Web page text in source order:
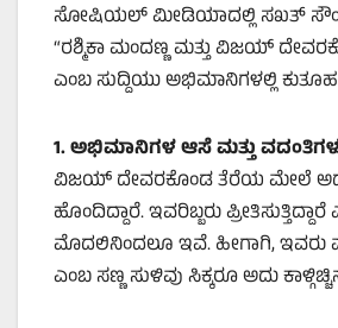
ಸೋಷಿಯಲ್ ಮೀಡಿಯಾದಲ್ಲಿ ಸಖತ್ ಸೌಂಡ್
“ರಶ್ಮಿಕಾ ಮಂದಣ್ಣ ಮತ್ತು ವಿಜಯ್
ಎಂಬ ಸುದ್ದಿಯು ಅಭಿಮಾನಿಗಳಲ್ಲಿ
1.ಅಭಿಮಾನಿಗಳ ಆಸೆ ಮತ್ತು
ವಿಜಯ್ ದೇವರಕೊಂಡ ತೆರೆಯ ಮೇಲೆ
ಹೊಂದಿದ್ದಾರೆ. ಇವರಿಬ್ಬರು
ಮೊದಲಿನಿಂದಲೂ ಇವೆ. ಹೀಗಾಗಿ, ಇವರು
ಎಂಬ ಸಣ್ಣ ಸುಳಿವು ಸಿಕ್ಕರೂ ಅದು